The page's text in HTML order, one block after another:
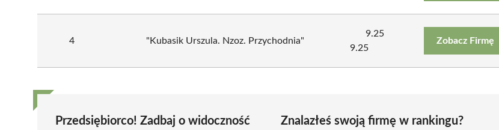
4 "Kubasik Urszula. Nzoz. Przychodnia"
9.25
9.25
Zobacz Firmę
Przedsiębiorco! Zadbaj o widoczność
Znalazłeś swoją firmę w rankingu?